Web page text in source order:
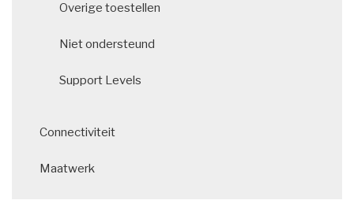
Overige toestellen
Niet ondersteund
Support Levels
Connectiviteit
Maatwerk